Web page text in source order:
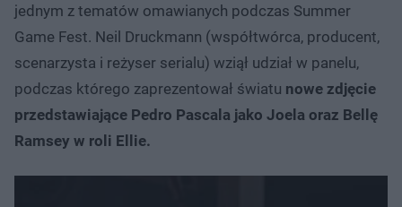
jednym z tematów omawianych podczas Summer
Game Fest. Neil Druckmann (współtwórca, producent,
scenarzysta i reżyser serialu) wziął udział w panelu,
podczas którego zaprezentował światu nowe zdjęcie
przedstawiające Pedro Pascala jako Joela oraz Bellę
Ramsey w roli Ellie.